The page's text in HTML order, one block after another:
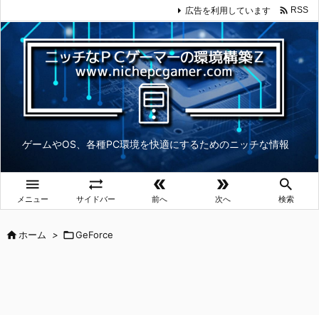
ゲームやOS、各種PC環境を快適にするためのニッチな情報

メニュー

サイドバー

前へ

次へ

検索
広告を利用しています  RSS
ホーム > GeForce